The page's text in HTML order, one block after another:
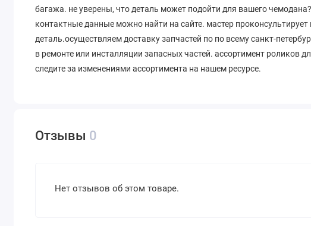
багажа. не уверены, что деталь может подойти для вашего
контактные данные можно найти на сайте. мастер
деталь.осуществляем доставку запчастей по по всему санкт-
в ремонте или инсталляции запасных частей. ассортимент роликов
следите за изменениями ассортимента на нашем ресурсе.
Отзывы 0
Нет отзывов об этом товаре.